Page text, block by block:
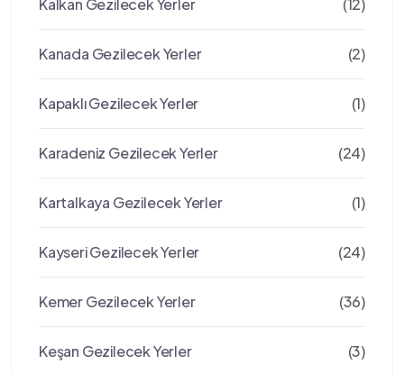
Kalkan Gezilecek Yerler (12)
Kanada Gezilecek Yerler (2)
Kapaklı Gezilecek Yerler (1)
Karadeniz Gezilecek Yerler (24)
Kartalkaya Gezilecek Yerler (1)
Kayseri Gezilecek Yerler (24)
Kemer Gezilecek Yerler (36)
Keşan Gezilecek Yerler (3)